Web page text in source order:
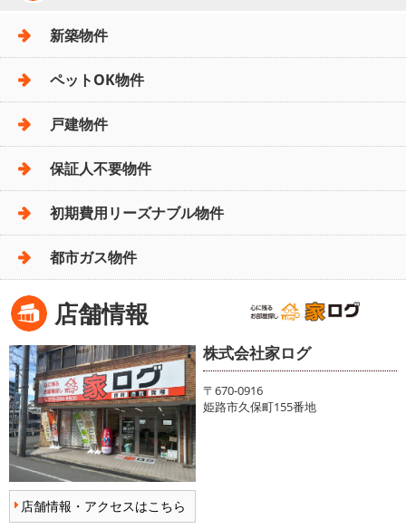
新築物件
ペットOK物件
戸建物件
保証人不要物件
初期費用リーズナブル物件
都市ガス物件
店舗情報
店舗情報・アクセスはこちら
株式会社家ログ
〒670-0916
姫路市久保町155番地